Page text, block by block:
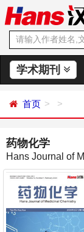
学术期刊
首页
药物化学
Hans Journal of